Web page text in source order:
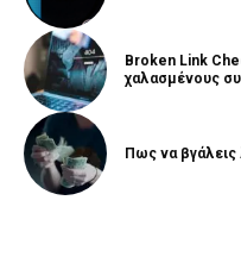
Broken Link
χαλασμένους
Πως να βγάλεις